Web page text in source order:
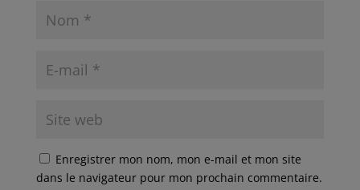
Enregistrer mon nom, mon e-mail et mon site
dans le navigateur pour mon prochain commentaire.